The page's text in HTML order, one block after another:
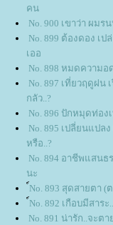
คน
No. 900 เขาว่า ผมร
No. 899 ต้องดอง เป
เออ
No. 898 หมดความ
No. 897 เที่ยวฤดูฝน
กลัว..?
No. 896 ปักหมุดท่อง
No. 895 เปลี่ยนแปล
หรือ..?
No. 894 อาชีพแสน
นะ
No. 893 สุดสายตา (
No. 892 เกือบมีสาระ
No. 891 น่ารัก..จะต